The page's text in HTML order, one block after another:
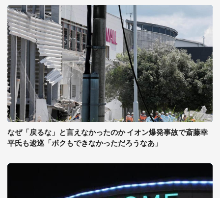
なぜ「戻るな」と言えなかったのか イオン爆発事故で斎藤幸
平氏も逡巡「ボクもできなかっただろうなあ」